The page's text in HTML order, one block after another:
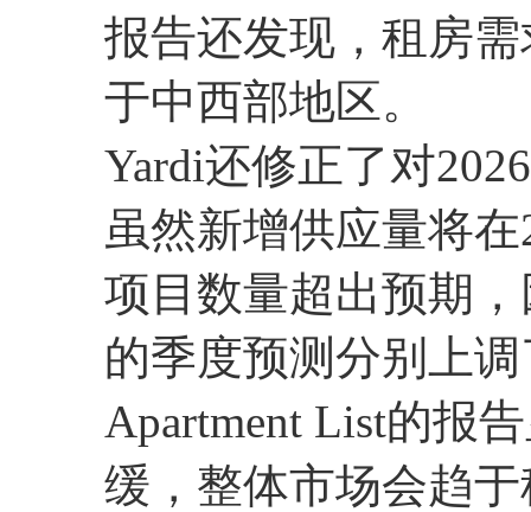
报告还发现，租房
于中西部地区。
Yardi还修正了对
虽然新增供应量将
项目数量超出预期
的季度预测分别上调
Apartment List的报
缓，整体市场会趋